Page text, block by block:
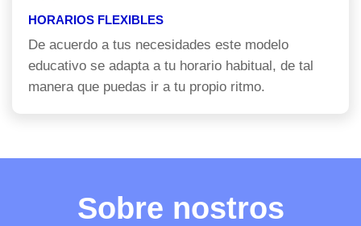
HORARIOS FLEXIBLES
De acuerdo a tus necesidades este modelo
educativo se adapta a tu horario habitual, de tal
manera que puedas ir a tu propio ritmo.
Sobre nostros